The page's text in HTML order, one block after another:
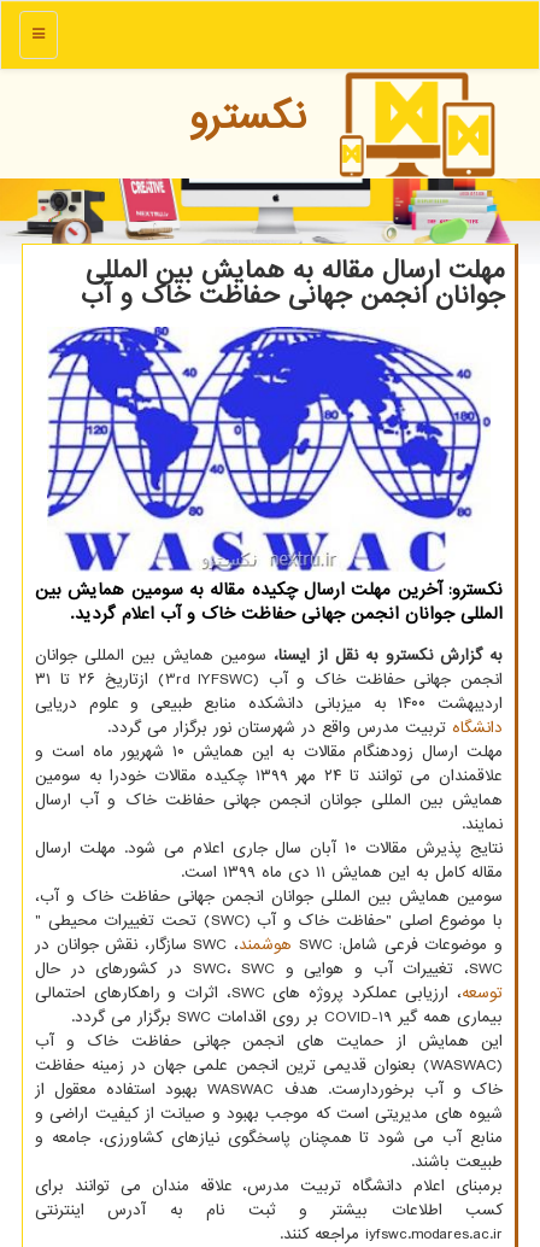
منو
نكسترو
مهلت ارسال مقاله به همایش بین المللی
جوانان انجمن جهانی حفاظت خاك و آب
نكسترو: آخرین مهلت ارسال چكیده مقاله به سومین همایش بین
المللی جوانان انجمن جهانی حفاظت خاك و آب اعلام گردید.
به گزارش نکسترو به نقل از ایسنا، سومین همایش بین المللی جوانان
انجمن جهانی حفاظت خاک و آب (3rd IYFSWC) ازتاریخ ۲۶ تا ۳۱
اردیبهشت ۱۴۰۰ به میزبانی دانشکده منابع طبیعی و علوم دریایی
دانشگاه تربیت مدرس واقع در شهرستان نور برگزار می گردد.
مهلت ارسال زودهنگام مقالات به این همایش ۱۰ شهریور ماه است و
علاقمندان می توانند تا ۲۴ مهر ۱۳۹۹ چکیده مقالات خودرا به سومین
همایش بین المللی جوانان انجمن جهانی حفاظت خاک و آب ارسال
نمایند.
نتایج پذیرش مقالات ۱۰ آبان سال جاری اعلام می شود. مهلت ارسال
مقاله کامل به این همایش ۱۱ دی ماه ۱۳۹۹ است.
سومین همایش بین المللی جوانان انجمن جهانی حفاظت خاک و آب،
با موضوع اصلی "حفاظت خاک و آب (SWC) تحت تغییرات محیطی "
و موضوعات فرعی شامل: SWC
هوشمند
، SWC سازگار، نقش جوانان در
SWC، تغییرات آب و هوایی و SWC، SWC در کشورهای در حال
توسعه
، ارزیابی عملکرد پروژه های SWC، اثرات و راهکارهای احتمالی
بیماری همه گیر COVID-19 بر روی اقدامات SWC برگزار می گردد.
این همایش از حمایت های انجمن جهانی حفاظت خاک و آب
(WASWAC) بعنوان قدیمی ترین انجمن علمی جهان در زمینه حفاظت
خاک و آب برخوردارست. هدف WASWAC بهبود استفاده معقول از
شیوه های مدیریتی است که موجب بهبود و صیانت از کیفیت اراضی و
منابع آب می شود تا همچنان پاسخگوی نیازهای کشاورزی، جامعه و
طبیعت باشند.
برمبنای اعلام دانشگاه تربیت مدرس، علاقه مندان می توانند برای
کسب اطلاعات بیشتر و ثبت نام به آدرس اینترنتی
iyfswc.modares.ac.ir مراجعه کنند.